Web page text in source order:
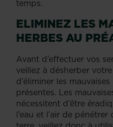
temps.
ELIMINEZ LES
HERBES AU
Avant d’effectuer vos
veillez à désherber
d’éliminer les
présentes. Les
nécessitent d’être
l’eau et l’air de